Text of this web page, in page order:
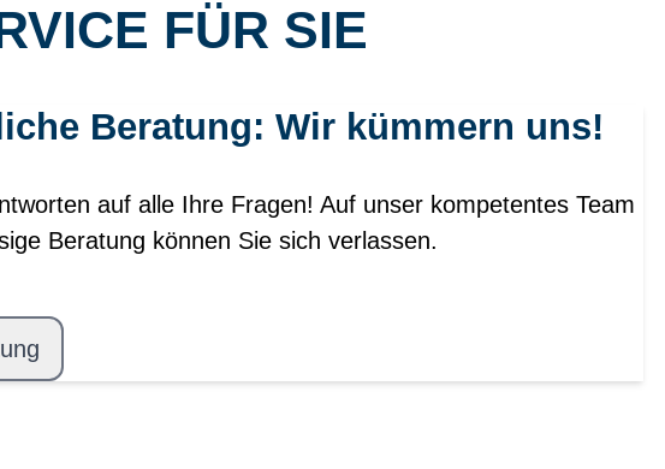
FÜR SIE
Beratung: Wir kümmern uns!
auf alle Ihre Fragen! Auf unser kompetentes Team
Beratung können Sie sich verlassen.